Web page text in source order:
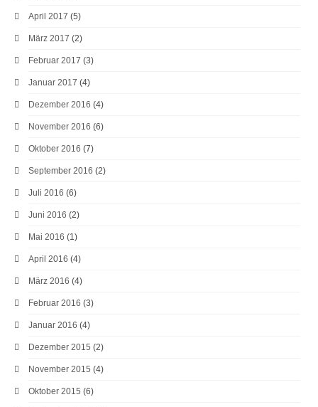
April 2017 (5)
März 2017 (2)
Februar 2017 (3)
Januar 2017 (4)
Dezember 2016 (4)
November 2016 (6)
Oktober 2016 (7)
September 2016 (2)
Juli 2016 (6)
Juni 2016 (2)
Mai 2016 (1)
April 2016 (4)
März 2016 (4)
Februar 2016 (3)
Januar 2016 (4)
Dezember 2015 (2)
November 2015 (4)
Oktober 2015 (6)